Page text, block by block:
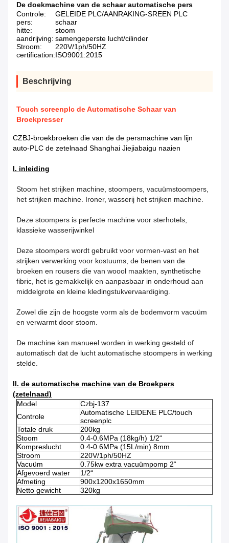
De doekmachine van de schaar automatische pers
Controle:
GELEIDE PLC/AANRAKING-SREEN PLC
pers:
schaar
hitte:
stoom
aandrijving: samengeperste lucht/cilinder
Stroom:
220V/1ph/50HZ
certification:ISO9001:2015
Beschrijving
Touch screenplc de Automatische Schaar van
Broekpresser
CZBJ-broekbroeken die van de de persmachine van lijn
auto-PLC de zetelnaad Shanghai Jiejiabaigu naaien
I. inleiding
Stoom het strijken machine, stoompers, vacuümstoompers,
het strijken machine. Ironer, wasserij het strijken machine.
Deze stoompers is perfecte machine voor sterhotels,
klassieke wasserijwinkel
Deze stoompers wordt gebruikt voor vormen-vast en het
strijken verwerking voor kostuums, de benen van de
broeken en rousers die van woool maakten, synthetische
fibric, het is gemakkelijk en aanpasbaar in onderhoud aan
middelgrote en kleine kledingstukvervaardiging.
Zowel die zijn de hoogste vorm als de bodemvorm vacuüm
en verwarmt door stoom.
De machine kan manueel worden in werking gesteld of
automatisch dat de lucht automatische stoompers in werking
stelde.
II. de automatische machine van de Broekpers
(zetelnaad)
Model
Czbj-137
Controle
Automatische LEIDENE PLC/touch
screenplc
Totale druk
200kg
Stoom
0.4-0.6MPa (18kg/h) 1/2“
Kompreslucht
0.4-0.6MPa (15L/min) 8mm
Stroom
220V/1ph/50HZ
Vacuüm
0.75kw extra vacuümpomp 2“
Afgevoerd water
1/2“
Afmeting
900x1200x1650mm
Netto gewicht
320kg